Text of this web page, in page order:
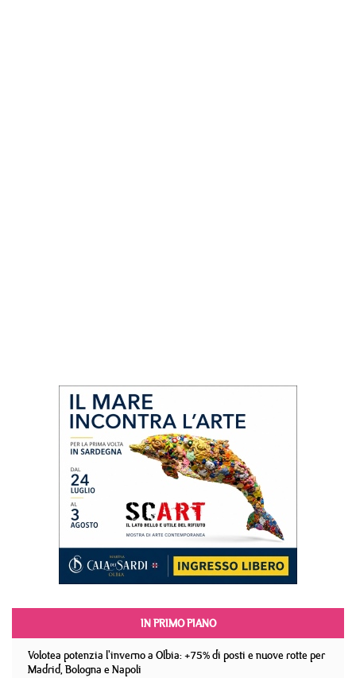
IN PRIMO PIANO
Volotea potenzia l'inverno a Olbia: +75% di posti e nuove rotte per
Madrid, Bologna e Napoli